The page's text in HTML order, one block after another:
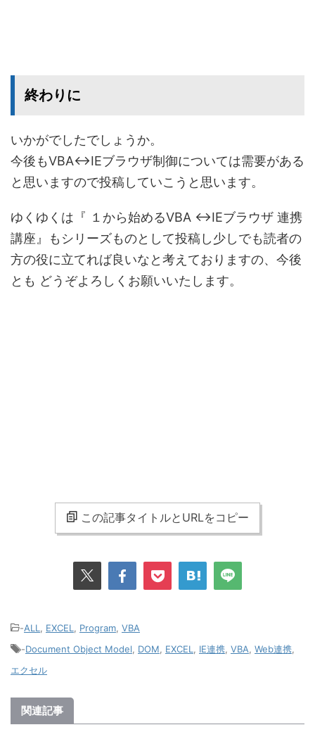
終わりに
いかがでしたでしょうか。
今後もVBA↔IEブラウザ制御については需要がある
と思いますので投稿していこうと思います。
ゆくゆくは『 １から始めるVBA ↔IEブラウザ 連携
講座』もシリーズものとして投稿し少しでも読者の
方の役に立てれば良いなと考えておりますの、今後
とも どうぞよろしくお願いいたします。
この記事タイトルとURLをコピー
-ALL, EXCEL, Program, VBA
-Document Object Model, DOM, EXCEL, IE連携, VBA, Web連携,
エクセル
関連記事